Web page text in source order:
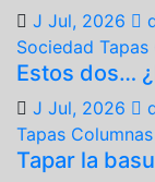
J Jul, 2026
Sociedad Tapas
Estos dos…
J Jul, 2026
Tapas Columnas
Tapar la